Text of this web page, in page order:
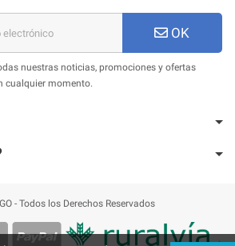
OK
nuestras noticias, promociones y ofertas
cualquier momento.
- Todos los Derechos Reservados